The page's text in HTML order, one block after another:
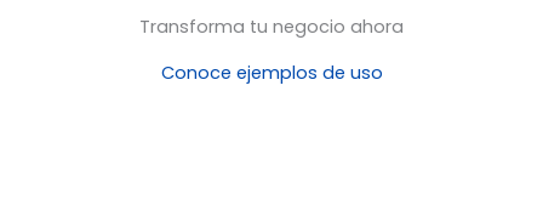
Transforma tu negocio ahora
Conoce ejemplos de uso